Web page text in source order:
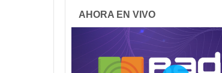
AHORA EN VIVO